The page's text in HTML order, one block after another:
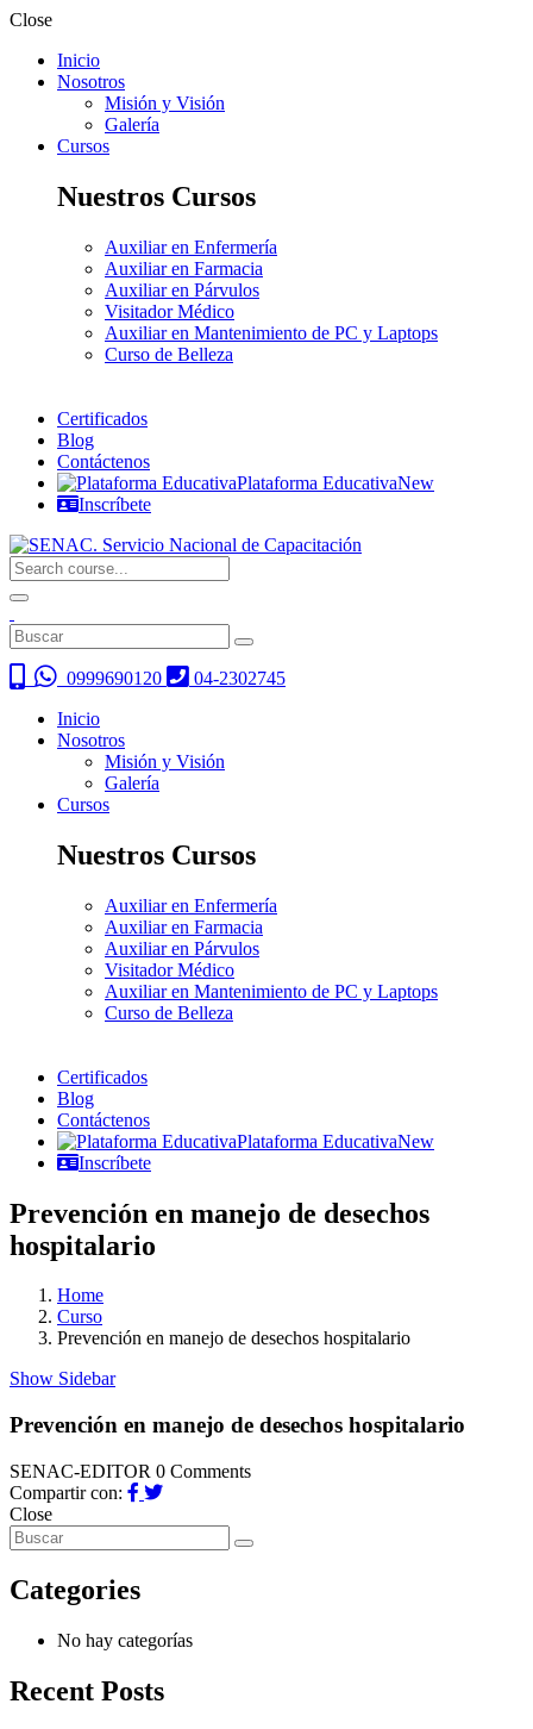
Close
Inicio
Nosotros
Misión y Visión
Galería
Cursos
Nuestros Cursos
Auxiliar en Enfermería
Auxiliar en Farmacia
Auxiliar en Párvulos
Visitador Médico
Auxiliar en Mantenimiento de PC y Laptops
Curso de Belleza
Certificados
Blog
Contáctenos
Plataforma EducativaNew
Inscríbete
0999690120
04-2302745
Inicio
Nosotros
Misión y Visión
Galería
Cursos
Nuestros Cursos
Auxiliar en Enfermería
Auxiliar en Farmacia
Auxiliar en Párvulos
Visitador Médico
Auxiliar en Mantenimiento de PC y Laptops
Curso de Belleza
Certificados
Blog
Contáctenos
Plataforma EducativaNew
Inscríbete
Prevención en manejo de desechos
hospitalario
Home
Curso
Prevención en manejo de desechos hospitalario
Show Sidebar
Prevención en manejo de desechos hospitalario
SENAC-EDITOR 0 Comments
Compartir con:
Close
Categories
No hay categorías
Recent Posts